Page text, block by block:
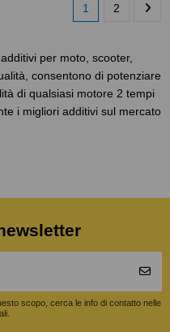
1 2
per moto, scooter,
consentono di potenziare
di qualsiasi motore 2 tempi
i migliori additivi sul mercato
scopo, cerca le info di contatto nelle